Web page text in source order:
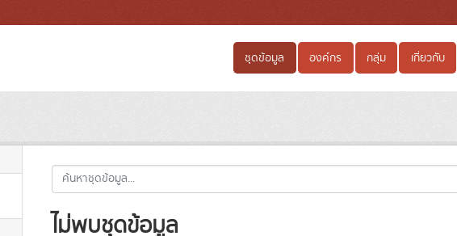
ชุดข้อมูล องค์กร กลุ่ม เกี่ยวกับ
ไม่พบชุดข้อมูล